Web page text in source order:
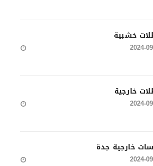
خشبية
2024-
خارجية
2024-
خارجية جدة
2024-